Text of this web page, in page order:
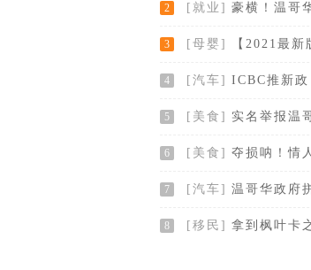
2 [就业] 豪横！温哥华华人公
3 [母婴] 【2021最新版】华
4 [汽车] ICBC推新政！5月起
5 [美食] 实名举报温哥华某
6 [美食] 夺损呐！情人节亲测
7 [汽车] 温哥华政府拼了！
8 [移民] 拿到枫叶卡之后要不